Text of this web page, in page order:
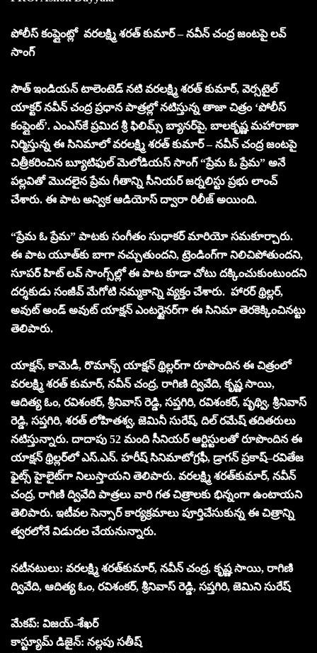
పోలీస్ కంప్లైంట్లో వరలక్ష్మి శరత్ కుమార్ – నవీన్ చంద్ర జంట‌పై ల‌వ్
సాంగ్
సౌత్ ఇండియన్ టాలెంటెడ్ నటి వరలక్ష్మి శరత్ కుమార్, వెర్సటైల్
యాక్టర్ నవీన్ చంద్ర ప్రధాన పాత్రల్లో నటిస్తున్న తాజా చిత్రం ‘పోలీస్
కంప్లైంట్’. ఎంఎస్‌కే ప్రమిద శ్రీ ఫిలిమ్స్ బ్యానర్‌పై, బాలకృష్ణ మహారాణా
నిర్మిస్తున్న ఈ సినిమాలో వరలక్ష్మి శరత్ కుమార్ – నవీన్ చంద్ర జంట‌పై
చిత్రీకరించిన బ్యూటిఫుల్ మెలోడియస్ సాంగ్ “ప్రేమ ఓ ప్రేమ” అనే
పల్లవితో మొదలైన ప్రేమ గీతాన్ని సీనియ‌ర్ జ‌ర్న‌లిస్టు ప్ర‌భు లాంచ్
చేశారు. ఈ పాట‌ అన్విక ఆడియోస్ ద్వారా రిలీజ్ అయింది.
“ప్రేమ ఓ ప్రేమ” పాటకు సంగీతం సుధాకర్ మారియో సమకూర్చారు.
ఈ పాట యూత్‌కు బాగా న‌చ్చుతుంద‌ని, ట్రెండింగ్‌గా నిలిచిపోతుంద‌ని,
సూప‌ర్ హిట్ ల‌వ్ సాంగ్స్‌ల్లో ఈ పాట కూడా చోటు ద‌క్కించుకుంటుంద‌ని
దర్శకుడు సంజీవ్ మేగోటి న‌మ్మ‌కాన్ని వ్య‌క్తం చేశారు. హారర్ థ్రిల్లర్,
అవుట్ అండ్ అవుట్ యాక్షన్ ఎంటర్టైనర్‌గా ఈ సినిమా తెర‌కెక్కించిన‌ట్టు
తెలిపారు.
యాక్షన్, కామెడీ, రొమాన్స్ యాక్షన్ థ్రిల్లర్‌గా రూపొందిన‌ ఈ చిత్రంలో
వరలక్ష్మి శరత్ కుమార్, నవీన్ చంద్ర, రాగిణి ద్వివేది, కృష్ణ సాయి,
ఆదిత్య ఓం, రవిశంకర్, శ్రీనివాస్ రెడ్డి, సప్తగిరి, రవిశంకర్, పృథ్వి, శ్రీనివాస్
రెడ్డి, సప్తగిరి, శరత్ లోహితశ్వ, జెమినీ సురేష్, దిల్ రమేష్ తదితరులు
నటిస్తున్నారు. దాదాపు 52 మంది సీనియర్ ఆర్టిస్టులతో రూపొందిన ఈ
యాక్షన్ థ్రిల్లర్‌లో ఎస్.ఎన్. హరీష్ సినిమాటోగ్రఫీ, డ్రాగన్ ప్రకాష్–రవితేజ
ఫైట్స్ హైలైట్‌గా నిలుస్తాయని తెలిపారు. వరలక్ష్మి శరత్‌కుమార్, నవీన్
చంద్ర, రాగిణి ద్వివేది పాత్రలు వారి గత చిత్రాలకు భిన్నంగా ఉంటాయని
తెలిపారు. ఇటీవల సెన్సార్ కార్యక్రమాలు పూర్తిచేసుకున్న ఈ చిత్రాన్ని
త్వ‌ర‌లోనే విడుద‌ల చేయ‌నున్నారు.
న‌టీన‌టులు: వరలక్ష్మి శరత్‌కుమార్, నవీన్ చంద్ర, కృష్ణ సాయి, రాగిణి
ద్వివేది, ఆదిత్య ఓం, రవిశంకర్, శ్రీనివాస్ రెడ్డి, సప్తగిరి, జెమిని సురేష్
మేకప్: విజయ్-శేఖర్
కాస్ట్యూమ్ డిజైన్: నల్లపు సతీష్